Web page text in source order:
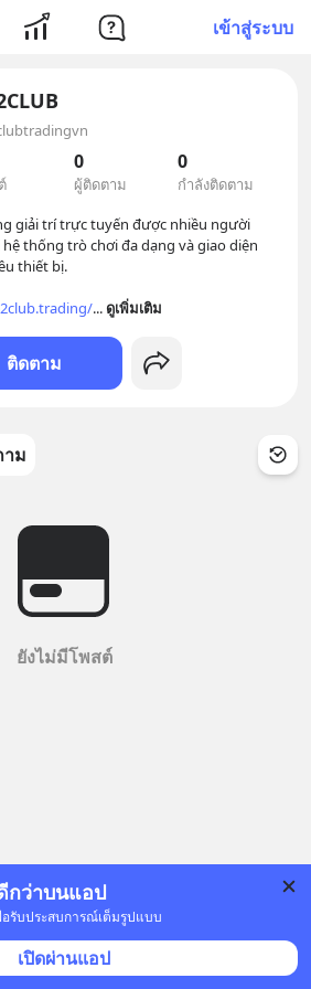
เข้าสู่ระบบ
กว่าบนแอป
รับประสบการณ์เต็มรูปแบบ
เปิดผ่านแอป
0
ผู้ติดตาม
0
กำลังติดตาม
giải trí trực tuyến được nhiều người
thống trò chơi đa dạng và giao diện
thiết bị.
... ดูเพิ่มเติม
ติดตาม
ม
ยังไม่มีโพสต์